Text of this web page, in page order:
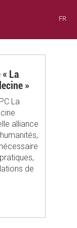
FR
La
»
La
alliance
de